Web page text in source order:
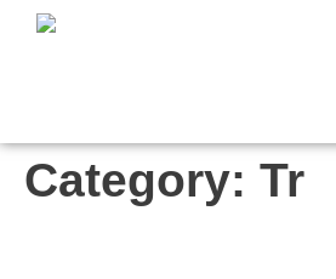
Category: Tr